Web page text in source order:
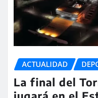
ACTUALIDAD
La final del